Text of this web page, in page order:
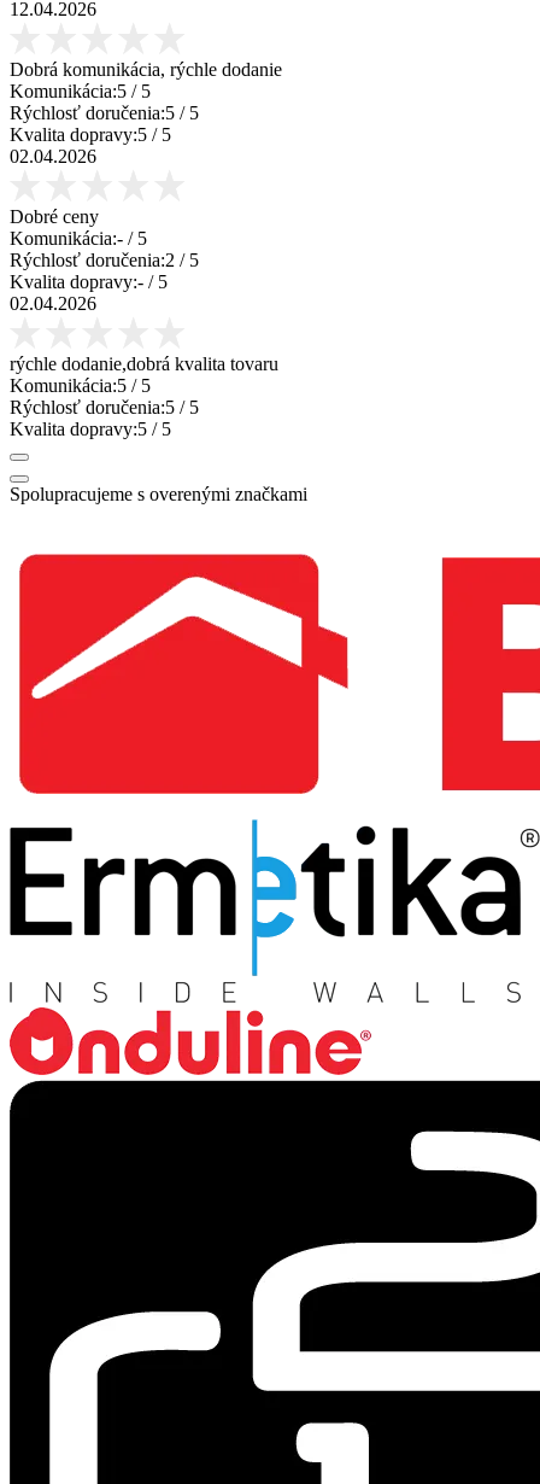
12.04.2026
Dobrá komunikácia, rýchle dodanie
Komunikácia:5 / 5
Rýchlosť doručenia:5 / 5
Kvalita dopravy:5 / 5
02.04.2026
Dobré ceny
Komunikácia:- / 5
Rýchlosť doručenia:2 / 5
Kvalita dopravy:- / 5
02.04.2026
rýchle dodanie,dobrá kvalita tovaru
Komunikácia:5 / 5
Rýchlosť doručenia:5 / 5
Kvalita dopravy:5 / 5
Spolupracujeme s overenými značkami